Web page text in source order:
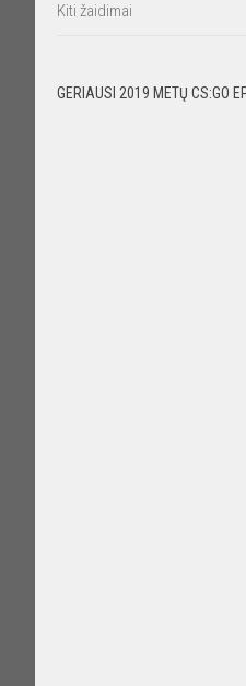
Kiti žaidimai
GERIAUSI 2019 METŲ CS:GO